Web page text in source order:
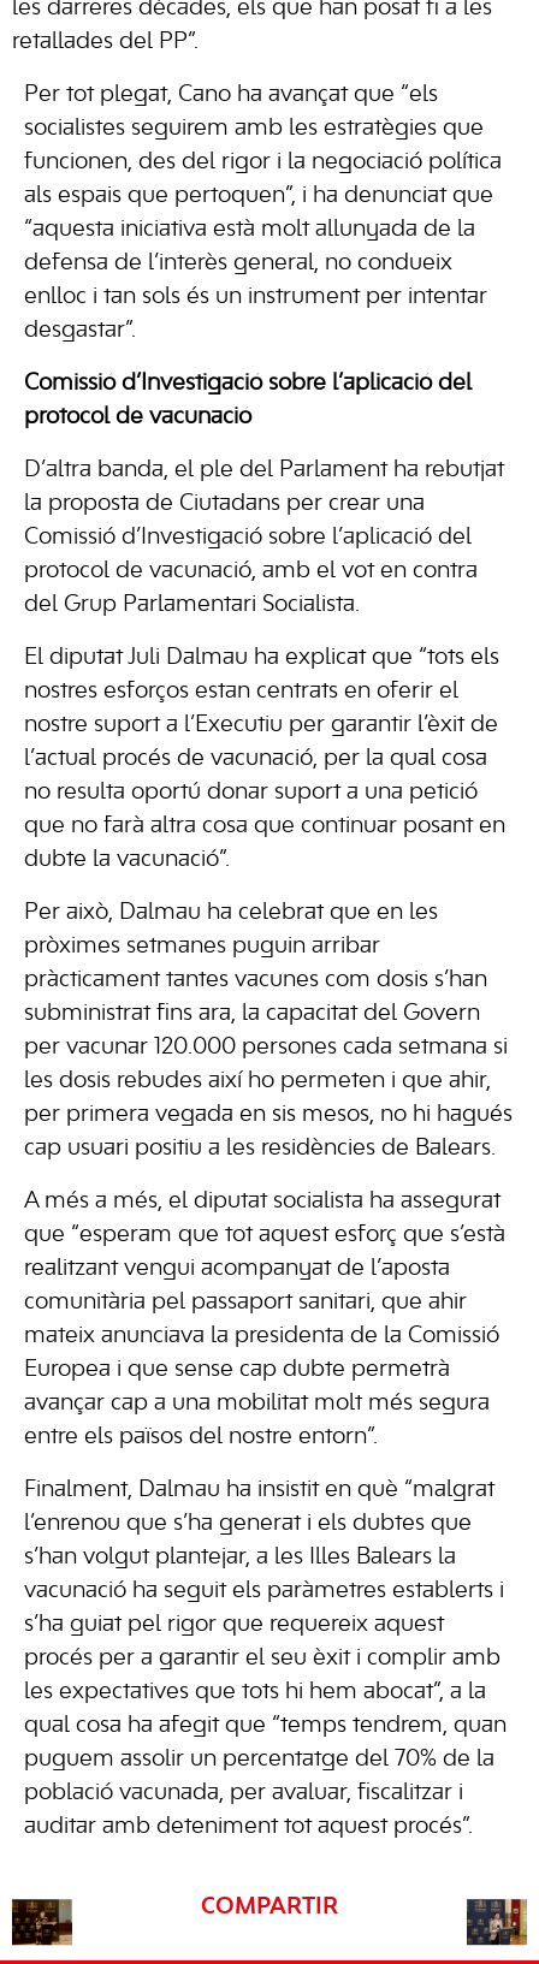
les darreres dècades, els que han posat fi a les
retallades del PP”.
Per tot plegat, Cano ha avançat que “els
socialistes seguirem amb les estratègies que
funcionen, des del rigor i la negociació política
als espais que pertoquen”, i ha denunciat que
“aquesta iniciativa està molt allunyada de la
defensa de l’interès general, no condueix
enlloc i tan sols és un instrument per intentar
desgastar”.
Comissió d’Investigació sobre l’aplicació del
protocol de vacunació
D’altra banda, el ple del Parlament ha rebutjat
la proposta de Ciutadans per crear una
Comissió d’Investigació sobre l’aplicació del
protocol de vacunació, amb el vot en contra
del Grup Parlamentari Socialista.
El diputat Juli Dalmau ha explicat que “tots els
nostres esforços estan centrats en oferir el
nostre suport a l’Executiu per garantir l’èxit de
l’actual procés de vacunació, per la qual cosa
no resulta oportú donar suport a una petició
que no farà altra cosa que continuar posant en
dubte la vacunació”.
Per això, Dalmau ha celebrat que en les
pròximes setmanes puguin arribar
pràcticament tantes vacunes com dosis s’han
subministrat fins ara, la capacitat del Govern
per vacunar 120.000 persones cada setmana si
les dosis rebudes així ho permeten i que ahir,
per primera vegada en sis mesos, no hi hagués
cap usuari positiu a les residències de Balears.
A més a més, el diputat socialista ha assegurat
que “esperam que tot aquest esforç que s’està
realitzant vengui acompanyat de l’aposta
comunitària pel passaport sanitari, que ahir
mateix anunciava la presidenta de la Comissió
Europea i que sense cap dubte permetrà
avançar cap a una mobilitat molt més segura
entre els països del nostre entorn”.
Finalment, Dalmau ha insistit en què “malgrat
l’enrenou que s’ha generat i els dubtes que
s’han volgut plantejar, a les Illes Balears la
vacunació ha seguit els paràmetres establerts i
s’ha guiat pel rigor que requereix aquest
procés per a garantir el seu èxit i complir amb
les expectatives que tots hi hem abocat”, a la
qual cosa ha afegit que “temps tendrem, quan
puguem assolir un percentatge del 70% de la
població vacunada, per avaluar, fiscalitzar i
auditar amb deteniment tot aquest procés”.
COMPARTIR